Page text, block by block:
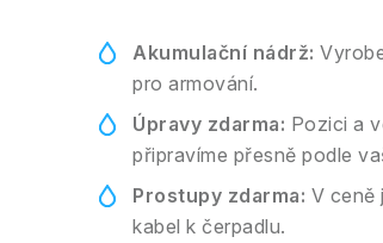
Akumulační nádrž:
pro armování.
Úpravy zdarma: Pozici a
připravíme přesně podle
Prostupy zdarma: V ceně
kabel k čerpadlu.